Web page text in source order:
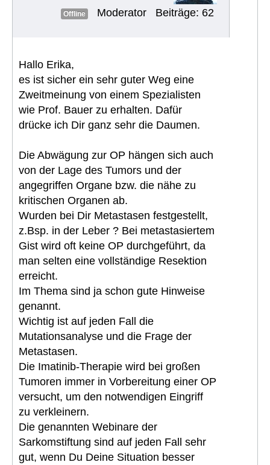
Offline Moderator Beiträge: 62
Hallo Erika,
es ist sicher ein sehr guter Weg eine
Zweitmeinung von einem Spezialisten
wie Prof. Bauer zu erhalten. Dafür
drücke ich Dir ganz sehr die Daumen.
Die Abwägung zur OP hängen sich auch
von der Lage des Tumors und der
angegriffen Organe bzw. die nähe zu
kritischen Organen ab.
Wurden bei Dir Metastasen festgestellt,
z.Bsp. in der Leber ? Bei metastasiertem
Gist wird oft keine OP durchgeführt, da
man selten eine vollständige Resektion
erreicht.
Im Thema sind ja schon gute Hinweise
genannt.
Wichtig ist auf jeden Fall die
Mutationsanalyse und die Frage der
Metastasen.
Die Imatinib-Therapie wird bei großen
Tumoren immer in Vorbereitung einer OP
versucht, um den notwendigen Eingriff
zu verkleinern.
Die genannten Webinare der
Sarkomstiftung sind auf jeden Fall sehr
gut, wenn Du Deine Situation besser